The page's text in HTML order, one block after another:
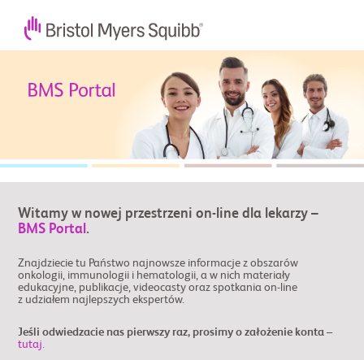
Witamy w nowej przestrzeni on-line dla lekarzy –
BMS Portal .
Znajdziecie tu Państwo najnowsze informacje z obszarów
onkologii, immunologii i hematologii, a w nich materiały
edukacyjne, publikacje, videocasty oraz spotkania on-line
z udziałem najlepszych ekspertów.
Jeśli odwiedzacie nas pierwszy raz, prosimy o założenie konta –
tutaj.